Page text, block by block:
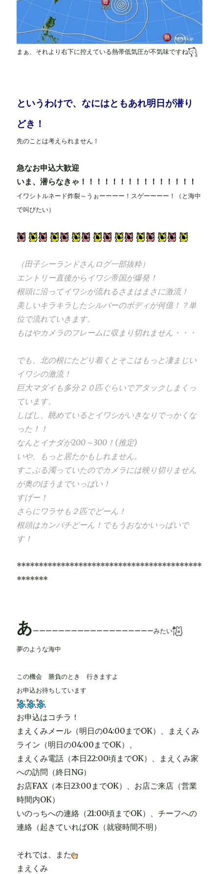
まぁ、それより右下に控えている熱帯低気圧が不気味ですね
というわけで、なにはともあれ明日が潜り
どき！
先のことは考えられません！
急なお申込大歓迎
いま、潜らなきゃ！！！！！！！！！！！！！！！
イワシトルネード炸裂～うぉーーーー！スゲーーーー！（と海中
で叫びたい）
（田子シーランドさんログ一部抜粋）
エントリー直後からイワシ帝国が爆発！
根頭に沿ってイワシが流れるさまはまさに激流！
美しいキラキラしたシルバーのボディが何億！？単
位で流れていきます。
もはやカメラのフレームに収まり切れません・・・
でも、北の根にたどり着くとそこはもっと凄まじい
イワシの激流！
巨大マダイも多分２０匹ぐらいでアタックしまくっ
ています。
しばし、眺めているとイワシがいきなりでっかくな
った！！
なんとイナダが200～300！(推定)
いや、もっと居たかもしれません。
すこぶる濁っていたのでカメラには映り切りません
が奥のほうまでいっぱい！
すげー！
さらにワラサも２匹でどーん！
根頭はカンパチどーん！でもうおなかいっぱいで
す！
******************************************
*******
あーーーーーーーーーーーーーーーーーーーみたい
夢のような海中
この機会 勝負のとき 行きますよ
お申込お待ちしています
お申込はコチラ！
まえくみメール（明日の04:00までOK）、まえくみ
ライン（明日の04:00までOK）、
まえくみ電話（本日22:00頃までOK）、まえくみ家
への訪問（終日NG）
お店FAX（本日23:00までOK）、お店ご来店（営業
時間内OK）
いのっちへの連絡（21:00頃までOK）、チーフへの
連絡（起きていればOK（就寝時間不明）
それでは、また
まえくみ